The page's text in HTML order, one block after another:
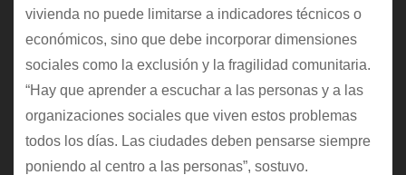
vivienda no puede limitarse a indicadores técnicos o
económicos, sino que debe incorporar dimensiones
sociales como la exclusión y la fragilidad comunitaria.
“Hay que aprender a escuchar a las personas y a las
organizaciones sociales que viven estos problemas
todos los días. Las ciudades deben pensarse siempre
poniendo al centro a las personas”, sostuvo.